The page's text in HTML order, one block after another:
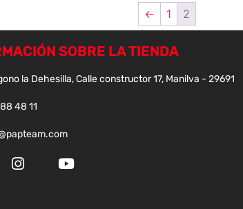
← 1 2
SOBRE LA TIENDA
la Dehesilla, Calle constructor 17, Manilva - 29691
48 11